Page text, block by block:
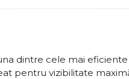
dintre cele mai
pentru vizibilitate